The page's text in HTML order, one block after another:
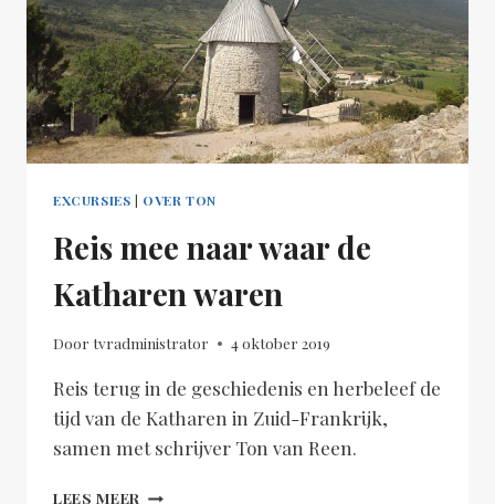
EXCURSIES | OVER TON
Reis mee naar waar de
Katharen waren
Door tvradministrator 4 oktober 2019
Reis terug in de geschiedenis en herbeleef de
tijd van de Katharen in Zuid-Frankrijk,
samen met schrijver Ton van Reen.
LEES MEER REIS